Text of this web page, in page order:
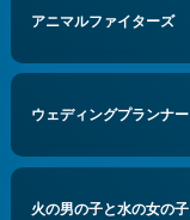
アニマルファイターズ
ウェディングプランナー
火の男の子と水の女の子